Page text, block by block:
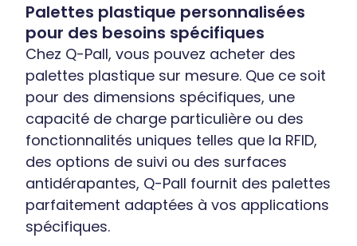
Palettes plastique personnalisées
pour des besoins spécifiques
Chez Q-Pall, vous pouvez acheter des
palettes plastique sur mesure. Que ce soit
pour des dimensions spécifiques, une
capacité de charge particulière ou des
fonctionnalités uniques telles que la RFID,
des options de suivi ou des surfaces
antidérapantes, Q-Pall fournit des palettes
parfaitement adaptées à vos applications
spécifiques.